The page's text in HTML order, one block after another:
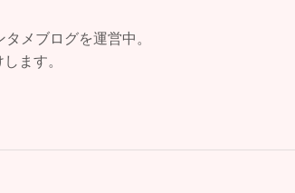
メブログを運営中。
ます。